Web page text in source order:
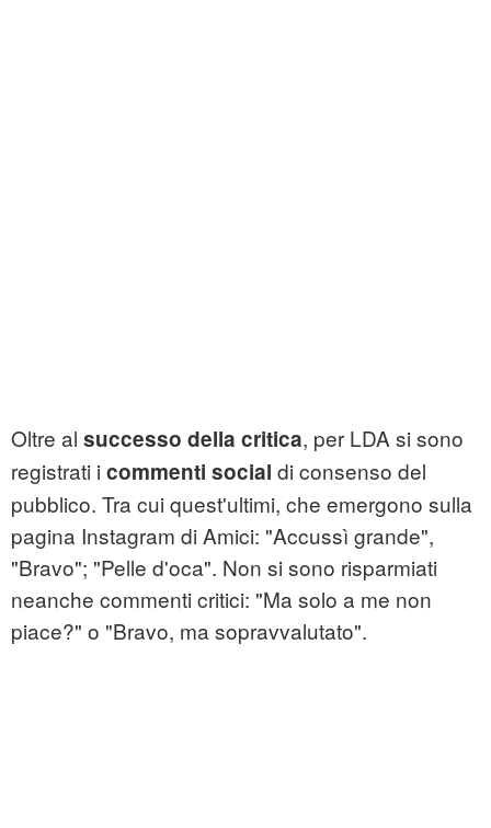
Oltre al successo della critica, per LDA si sono
registrati i commenti social di consenso del
pubblico. Tra cui quest'ultimi, che emergono sulla
pagina Instagram di Amici: "Accussì grande",
"Bravo"; "Pelle d'oca". Non si sono risparmiati
neanche commenti critici: "Ma solo a me non
piace?" o "Bravo, ma sopravvalutato".